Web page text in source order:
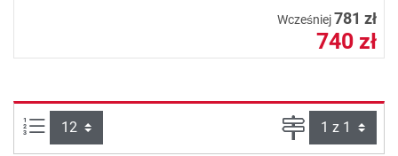
Wcześniej781 zł
740 zł
Ilości produktów na stronie: Strona